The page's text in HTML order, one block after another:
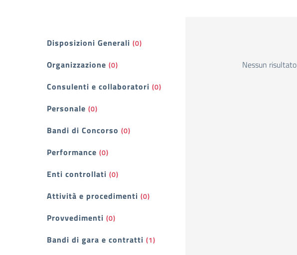
Filtri
Disposizioni Generali (0)
Organizzazione (0)
Consulenti e collaboratori (0)
Personale (0)
Bandi di Concorso (0)
Performance (0)
Enti controllati (0)
Attività e procedimenti (0)
Provvedimenti (0)
Bandi di gara e contratti (1)
Nessun risultato